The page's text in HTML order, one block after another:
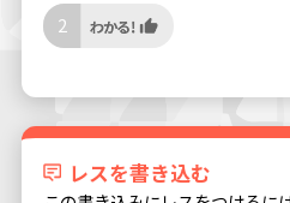
2
レスを書き込む